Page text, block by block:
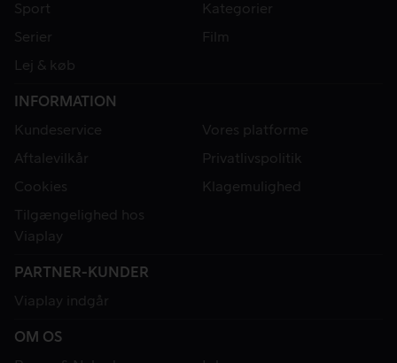
Sport
Kategorier
Serier
Film
Lej & køb
INFORMATION
Kundeservice
Vores platforme
Aftalevilkår
Privatlivspolitik
Cookies
Klagemulighed
Tilgængelighed hos
Viaplay
PARTNER-KUNDER
Viaplay indgår
OM OS